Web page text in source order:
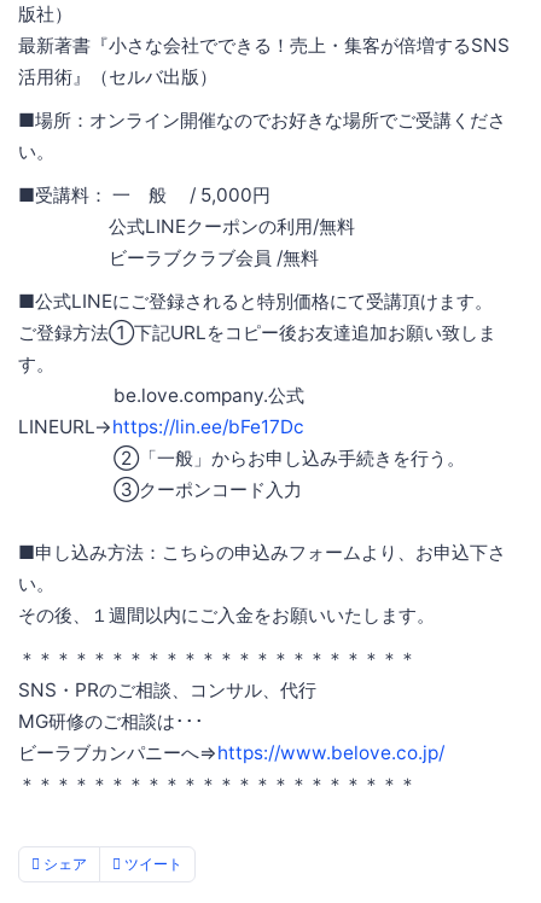
版社）
最新著書『小さな会社でできる！売上・集客が倍増するSNS
活用術』（セルバ出版）
■場所：オンライン開催なのでお好きな場所でご受講くださ
い。
■受講料： 一 般 / 5,000円
公式LINEクーポンの利用/無料
ビーラブクラブ会員 /無料
■公式LINEにご登録されると特別価格にて受講頂けます。
ご登録方法①下記URLをコピー後お友達追加お願い致しま
す。
be.love.company.公式
LINEURL→https://lin.ee/bFe17Dc
②「一般」からお申し込み手続きを行う。
③クーポンコード入力
■申し込み方法：こちらの申込みフォームより、お申込下さ
い。
その後、１週間以内にご入金をお願いいたします。
＊＊＊＊＊＊＊＊＊＊＊＊＊＊＊＊＊＊＊＊＊＊
SNS・PRのご相談、コンサル、代行
MG研修のご相談は･･･
ビーラブカンパニーへ⇒https://www.belove.co.jp/
＊＊＊＊＊＊＊＊＊＊＊＊＊＊＊＊＊＊＊＊＊＊
シェア ツイート